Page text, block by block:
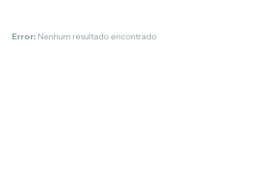
Error: Nenhum resultado encontrado